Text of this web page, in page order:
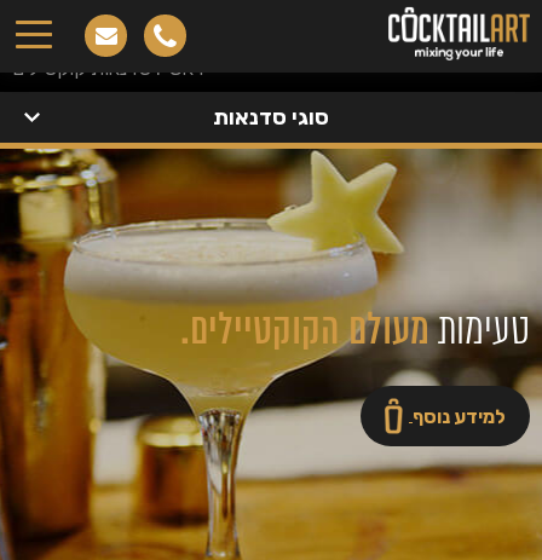
סדנאות קוקטיילים
ראשי.סדנאות קוקטיילים
סוגי סדנאות
טעימותמעולם הקוקטיילים.
למידע נוסף